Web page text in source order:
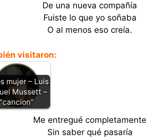
De una nueva compañía
Fuiste lo que yo soñaba
O al menos eso creía.
visitaron:
mujer – Luis
Mussett –
“cancion”
Me entregué completamente
Sin saber qué pasaría